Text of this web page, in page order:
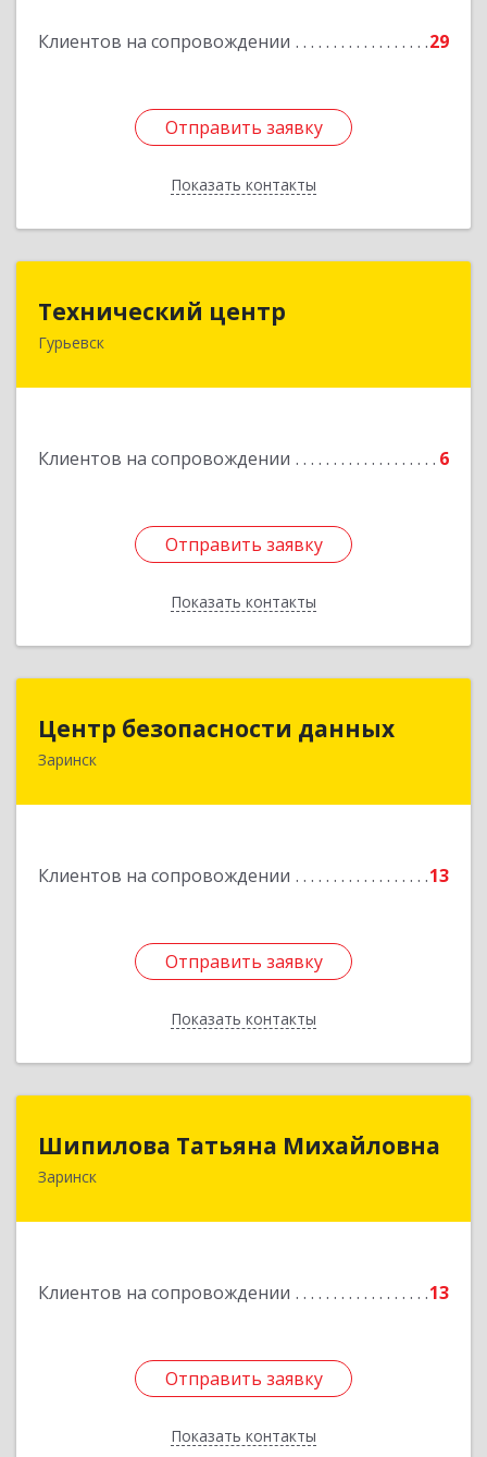
Клиентов на сопровождении 29
Отправить заявку
Показать контакты
Отправить заявку
Назад
Технический центр
Гурьевск
Клиентов на сопровождении 6
Отправить заявку
Показать контакты
Отправить заявку
Назад
Центр безопасности данных
Заринск
Клиентов на сопровождении 13
Отправить заявку
Показать контакты
Центр безопасности данных
659100, Алтайский край, Заринск г, Таратынова
Отправить заявку
Назад
Шипилова Татьяна Михайловна
Заринск
Клиентов на сопровождении 13
Отправить заявку
Показать контакты
Шипилова Татьяна Михайловна
Отправить заявку
Назад